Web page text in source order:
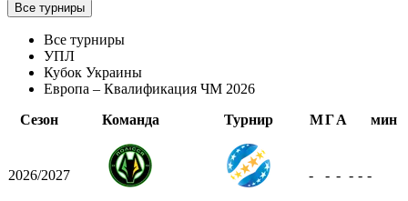
Все турниры
Все турниры
УПЛ
Кубок Украины
Европа – Квалификация ЧМ 2026
Сезон
Команда Турнир МГА мин
2026/2027 - - - - - -